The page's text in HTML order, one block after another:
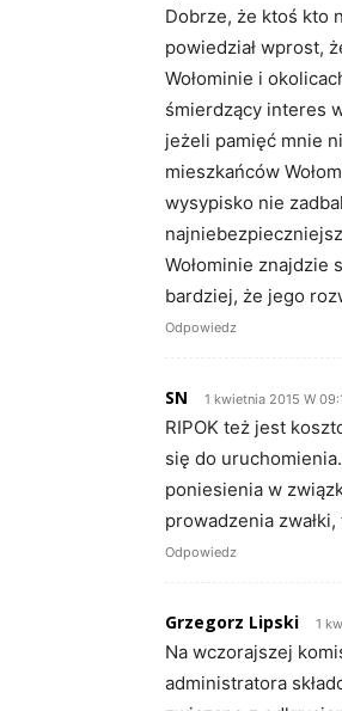
Dobrze, że ktoś kto
powiedział wprost,
Wołominie i
śmierdzący interes
jeżeli pamięć mnie
mieszkańców
wysypisko nie
Wołominie znajdzie
bardziej, że jego
Odpowiedz
SN 1 kwietnia 2015 W
RIPOK też jest
się do
poniesienia w
prowadzenia
Odpowiedz
Grzegorz Lipski 1
Na wczorajszej
administratora